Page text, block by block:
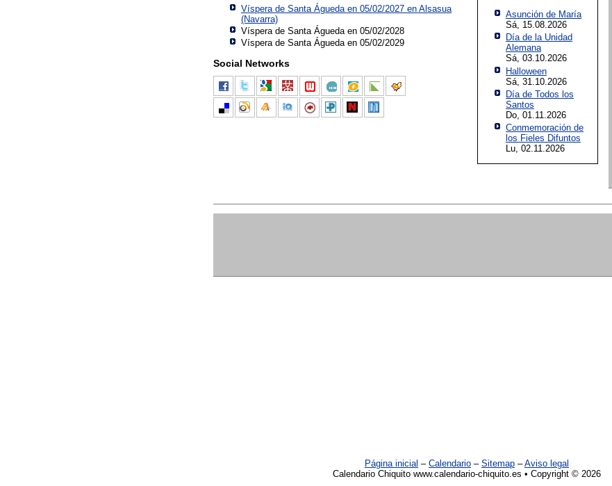
Víspera de Santa Águeda en 05/02/2027 en Alsasua
(Navarra)
Víspera de Santa Águeda en 05/02/2028
Víspera de Santa Águeda en 05/02/2029
Social Networks
Asunción de María
Sá, 15.08.2026
Día de la Unidad
Alemana
Sá, 03.10.2026
Halloween
Sá, 31.10.2026
Día de Todos los
Santos
Do, 01.11.2026
Conmemoración de
los Fieles Difuntos
Lu, 02.11.2026
Página inicial – Calendario – Sitemap –Aviso legal
Calendario Chiquito www.calendario-chiquito.es • Copyright © 2026